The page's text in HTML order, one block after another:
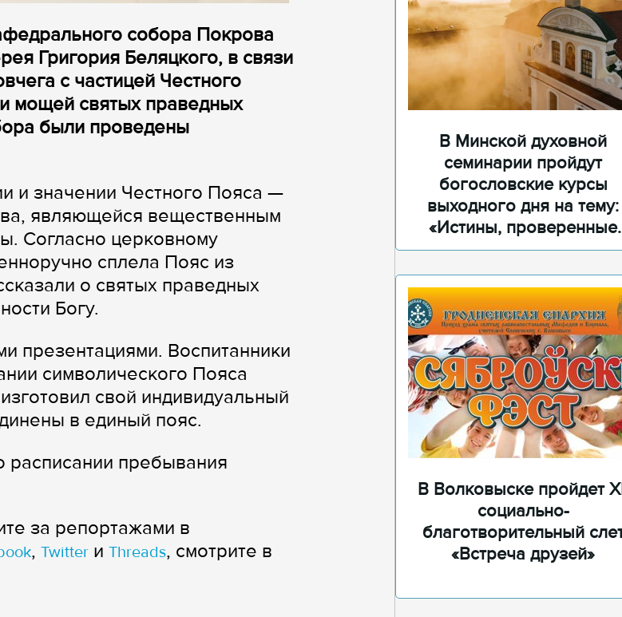
собора Покрова
Григория Беляцкого, в связи
с частицей Честного
мощей святых праведных
были проведены
и значении Честного Пояса —
являющейся вещественным
Согласно церковному
сплела Пояс из
о святых праведных
Богу.
презентациями. Воспитанники
символического Пояса
свой индивидуальный
в единый пояс.
расписании пребывания
за репортажами в
, Twitter и Threads, смотрите в
В Минской духовной
семинарии пройдут
богословские курсы
выходного дня на тему:
«Истины, проверенные
временем»
В Волковыске пройдет
социально-
благотворительный
«Встреча друзей»